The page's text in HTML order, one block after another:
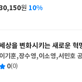
가
원 10%
상을 변화시키는 새로운
글
쓴
이기훈,장수영,이소영,서민호
출
평 0(0)